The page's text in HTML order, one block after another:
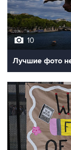
10
Лучшие фото